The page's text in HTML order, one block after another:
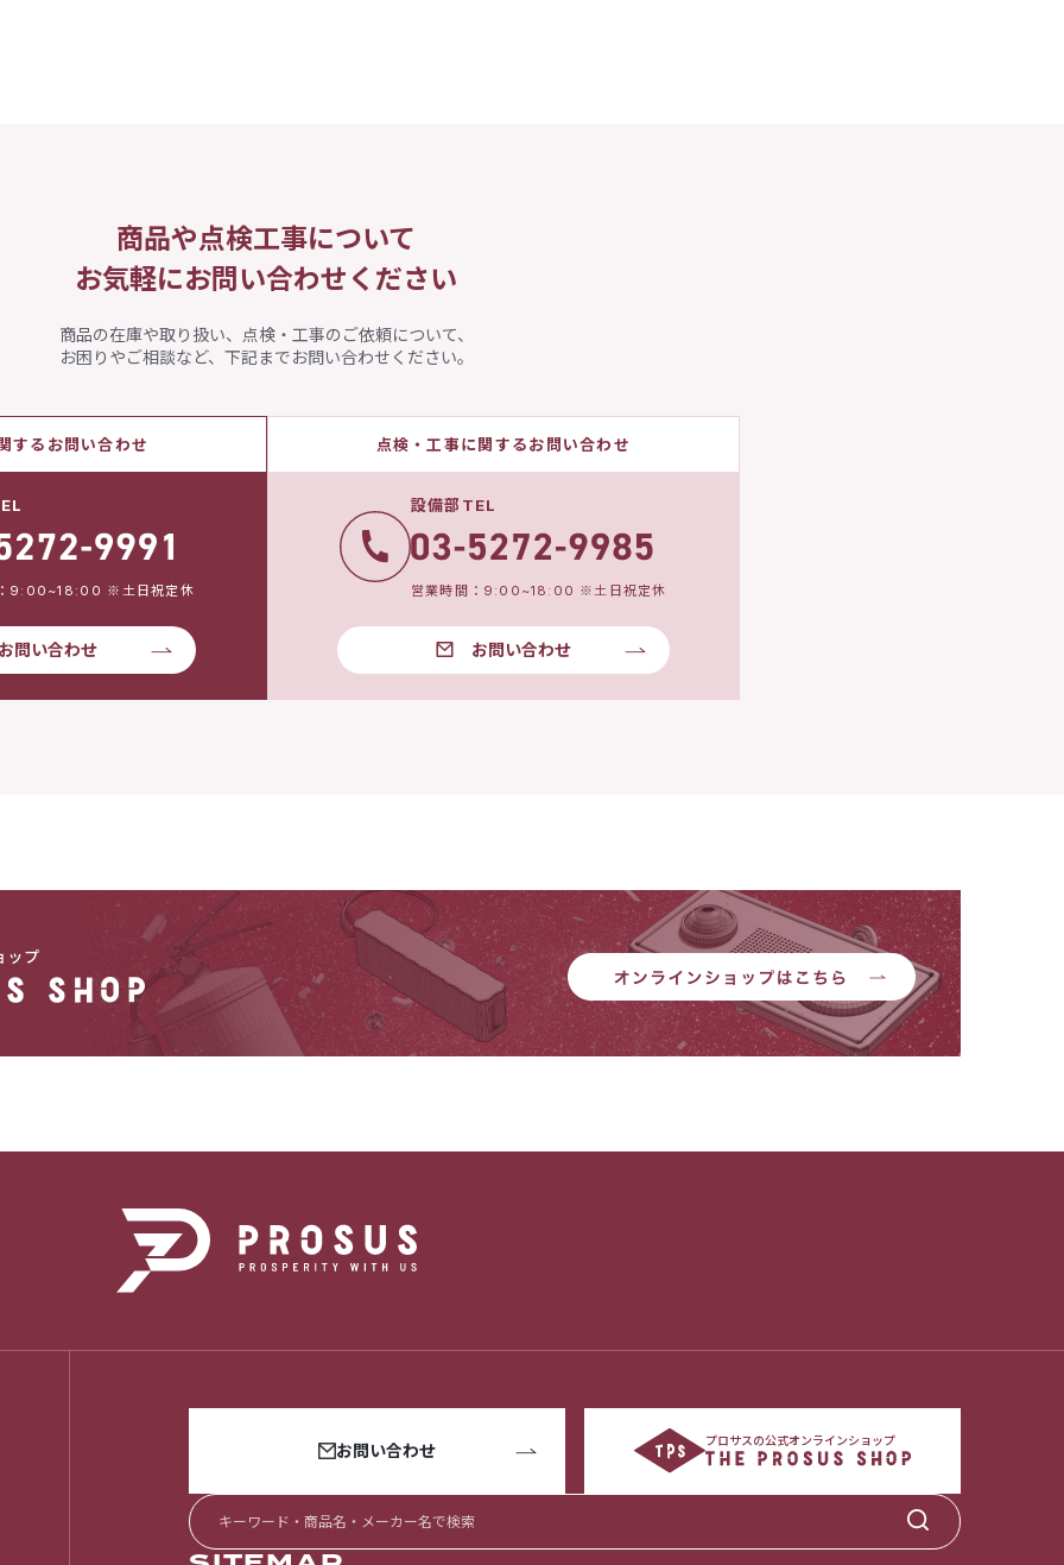
商品や点検工事について
お気軽にお問い合わせください
商品の在庫や取り扱い、点検・工事のご依頼について、
お困りやご相談など、下記までお問い合わせください。
するお問い合わせ
9:00~18:00 ※土日祝定休
お問い合わせ
点検・工事に関するお問い合わせ
設備部TEL
営業時間：9:00~18:00 ※土日祝定休
お問い合わせ
お問い合わせ プロサスの公式オンラインショップ